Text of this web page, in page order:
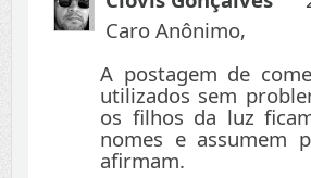
Caro Anônimo,
A postagem de
utilizados sem
os filhos da luz
nomes e assumem
afirmam.